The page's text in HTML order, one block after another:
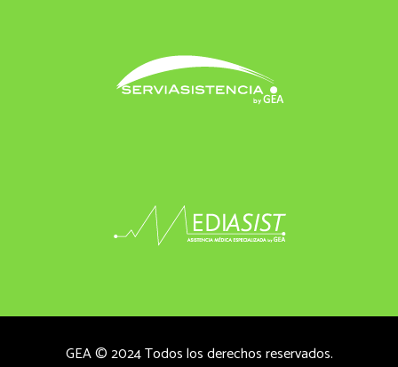
GEA © 2024 Todos los derechos reservados.